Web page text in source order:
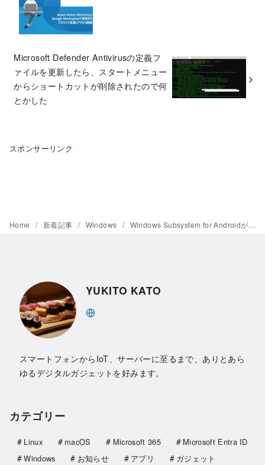
Microsoft Defender Antivirusの定義フ
ァイルを更新したら、スタートメニュー
からショートカットが削除されたので何
とかした
スポンサーリンク
Home 新着記事 Windows Windows Subsystem for Androidがいつの間にか日本語で使えるようになっていたので試してみた
YUKITO KATO
スマートフォンからIoT、サーバーに至るまで、ありとあら
ゆるデジタルガジェットを好みます。
カテゴリー
Linux macOS Microsoft 365
Microsoft Entra ID
Windows
お知らせ アプリ
ガジェット